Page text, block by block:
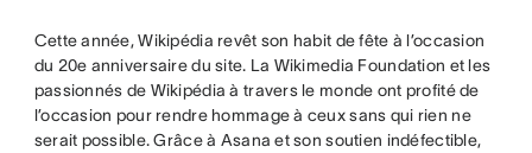
Cette année, Wikipédia revêt son habit de fête à l’occasion
du 20e anniversaire du site. La Wikimedia Foundation et les
passionnés de Wikipédia à travers le monde ont profité de
l’occasion pour rendre hommage à ceux sans qui rien ne
serait possible. Grâce à Asana et son soutien indéfectible,